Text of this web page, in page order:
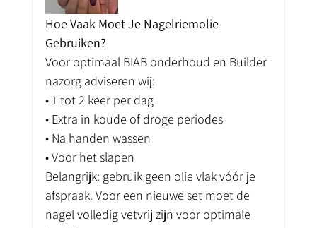
Hoe Vaak Moet Je Nagelriemolie
Gebruiken?
Voor optimaal BIAB onderhoud en Builder
nazorg adviseren wij:
• 1 tot 2 keer per dag
• Extra in koude of droge periodes
• Na handen wassen
• Voor het slapen
Belangrijk: gebruik geen olie vlak vóór je
afspraak. Voor een nieuwe set moet de
nagel volledig vetvrij zijn voor optimale